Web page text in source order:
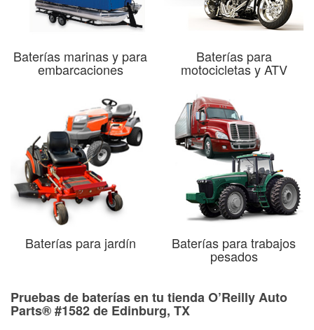
Baterías marinas y para
embarcaciones
Baterías para
motocicletas y ATV
Baterías para jardín Baterías para trabajos
pesados
Pruebas de baterías en tu tienda O’Reilly Auto
Parts® #1582 de Edinburg, TX